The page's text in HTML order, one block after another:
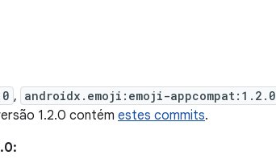
, androidx.emoji:emoji-appcompat:1.2.0
1.2.0 contém estes commits.